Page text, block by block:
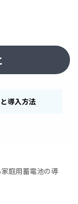
導入方法
庭用蓄電池の導